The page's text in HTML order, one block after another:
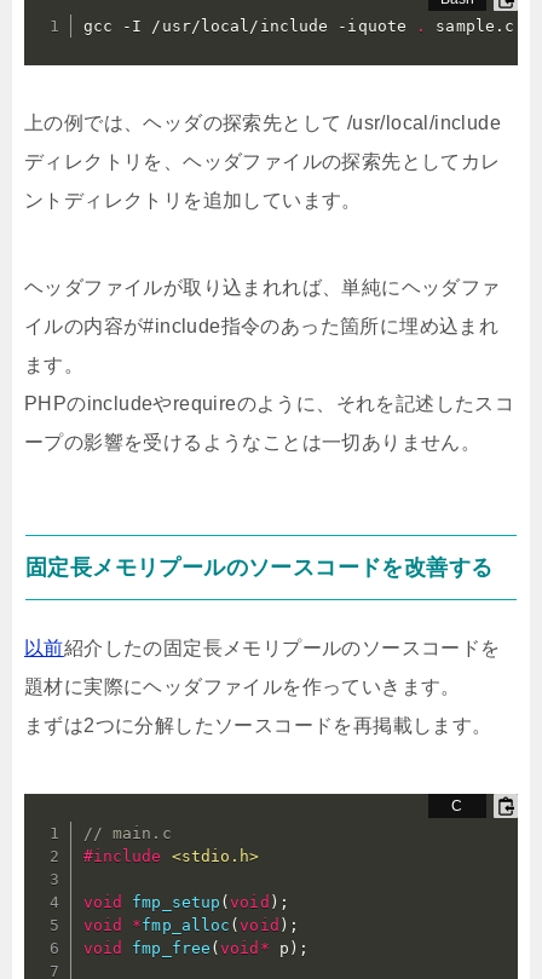
gcc -I /usr/local/include -iquote . sample.c
上の例では、ヘッダの探索先として /usr/local/include
ディレクトリを、ヘッダファイルの探索先としてカレ
ントディレクトリを追加しています。
ヘッダファイルが取り込まれれば、単純にヘッダファ
イルの内容が#include指令のあった箇所に埋め込まれ
ます。
PHPのincludeやrequireのように、それを記述したスコ
ープの影響を受けるようなことは一切ありません。
固定長メモリプールのソースコードを改善する
以前紹介したの固定長メモリプールのソースコードを
題材に実際にヘッダファイルを作っていきます。
まずは2つに分解したソースコードを再掲載します。
// main.c
#include <stdio.h>
void fmp_setup (void ) ;
void
*fmp_alloc (void ) ;
void
fmp_free (void * p ) ;